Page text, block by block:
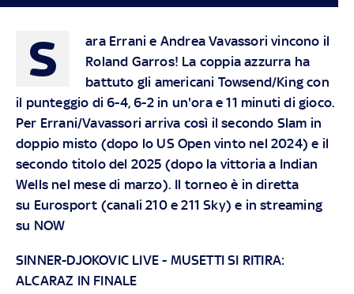
S
ara Errani e Andrea Vavassori vincono il
Roland Garros! La coppia azzurra ha
battuto gli americani Towsend/King con
il punteggio di 6-4, 6-2 in un'ora e 11 minuti di gioco.
Per Errani/Vavassori arriva così il secondo Slam in
doppio misto (dopo lo US Open vinto nel 2024) e il
secondo titolo del 2025 (dopo la vittoria a Indian
Wells nel mese di marzo). Il torneo è in diretta
su Eurosport (canali 210 e 211 Sky) e in streaming
su NOW
SINNER-DJOKOVIC LIVE - MUSETTI SI RITIRA:
ALCARAZ IN FINALE